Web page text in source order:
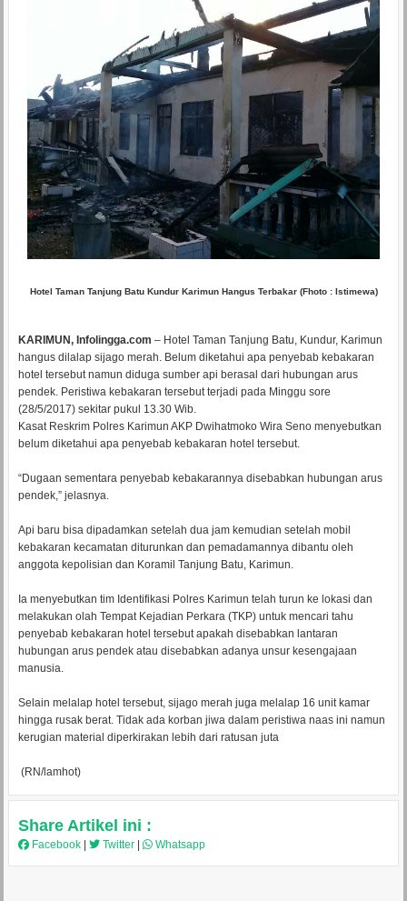
Hotel Taman Tanjung Batu Kundur Karimun Hangus Terbakar (Fhoto : Istimewa)
KARIMUN, Infolingga.com – Hotel Taman Tanjung Batu, Kundur, Karimun
hangus dilalap sijago merah. Belum diketahui apa penyebab kebakaran
hotel tersebut namun diduga sumber api berasal dari hubungan arus
pendek. Peristiwa kebakaran tersebut terjadi pada Minggu sore
(28/5/2017) sekitar pukul 13.30 Wib.
Kasat Reskrim Polres Karimun AKP Dwihatmoko Wira Seno menyebutkan
belum diketahui apa penyebab kebakaran hotel tersebut.
“Dugaan sementara penyebab kebakarannya disebabkan hubungan arus
pendek,” jelasnya.
Api baru bisa dipadamkan setelah dua jam kemudian setelah mobil
kebakaran kecamatan diturunkan dan pemadamannya dibantu oleh
anggota kepolisian dan Koramil Tanjung Batu, Karimun.
Ia menyebutkan tim Identifikasi Polres Karimun telah turun ke lokasi dan
melakukan olah Tempat Kejadian Perkara (TKP) untuk mencari tahu
penyebab kebakaran hotel tersebut apakah disebabkan lantaran
hubungan arus pendek atau disebabkan adanya unsur kesengajaan
manusia.
Selain melalap hotel tersebut, sijago merah juga melalap 16 unit kamar
hingga rusak berat. Tidak ada korban jiwa dalam peristiwa naas ini namun
kerugian material diperkirakan lebih dari ratusan juta
(RN/lamhot)
Share Artikel ini :
Facebook Twitter Whatsapp